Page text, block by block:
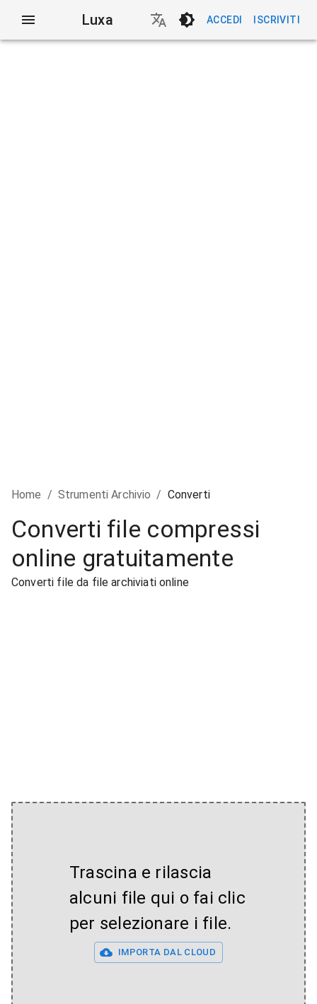
Luxa ACCEDI ISCRIVITI
Home / Strumenti Archivio / Converti
Converti file compressi
online gratuitamente
Converti file da file archiviati online
Trascina e rilascia
alcuni file qui o fai clic
per selezionare i file.
IMPORTA DAL CLOUD